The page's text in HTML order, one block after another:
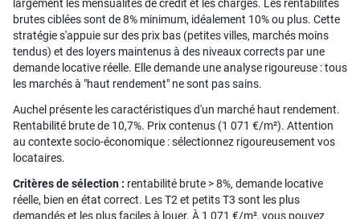
largement les mensualités de crédit et les charges. Les rentabilités
brutes ciblées sont de 8% minimum, idéalement 10% ou plus. Cette
stratégie s'appuie sur des prix bas (petites villes, marchés moins
tendus) et des loyers maintenus à des niveaux corrects par une
demande locative réelle. Elle demande une analyse rigoureuse : tous
les marchés à "haut rendement" ne sont pas sains.
Auchel présente les caractéristiques d'un marché haut rendement.
Rentabilité brute de 10,7%. Prix contenus (1 071 €/m²). Attention
au contexte socio-économique : sélectionnez rigoureusement vos
locataires.
Critères de sélection : rentabilité brute > 8%, demande locative
réelle, bien en état correct. Les T2 et petits T3 sont les plus
demandés et les plus faciles à louer. À 1 071 €/m², vous pouvez